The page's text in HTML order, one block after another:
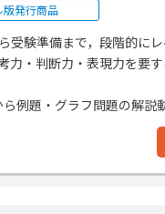
発行商品
受験準備まで，段階的に
力・判断力・表現力を要
例題・グラフ問題の解説